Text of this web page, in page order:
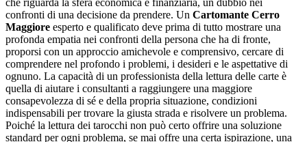
che riguarda la sfera economica e finanziaria, un dubbio nei
confronti di una decisione da prendere. Un Cartomante Cerro
Maggiore esperto e qualificato deve prima di tutto mostrare una
profonda empatia nei confronti della persona che ha di fronte,
proporsi con un approccio amichevole e comprensivo, cercare di
comprendere nel profondo i problemi, i desideri e le aspettative di
ognuno. La capacità di un professionista della lettura delle carte è
quella di aiutare i consultanti a raggiungere una maggiore
consapevolezza di sé e della propria situazione, condizioni
indispensabili per trovare la giusta strada e risolvere un problema.
Poiché la lettura dei tarocchi non può certo offrire una soluzione
standard per ogni problema, se mai offre una certa ispirazione, una